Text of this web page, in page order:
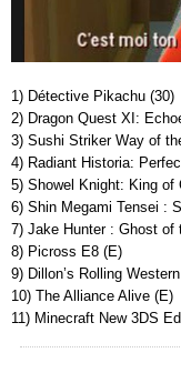
1) Détective Pikachu (30)
2) Dragon Quest XI:
3) Sushi Striker Way of
4) Radiant Historia:
5) Showel Knight: King of
6) Shin Megami Tensei :
7) Jake Hunter : Ghost of
8) Picross E8 (E)
9) Dillon’s Rolling
10) The Alliance Alive (E)
11) Minecraft New 3DS